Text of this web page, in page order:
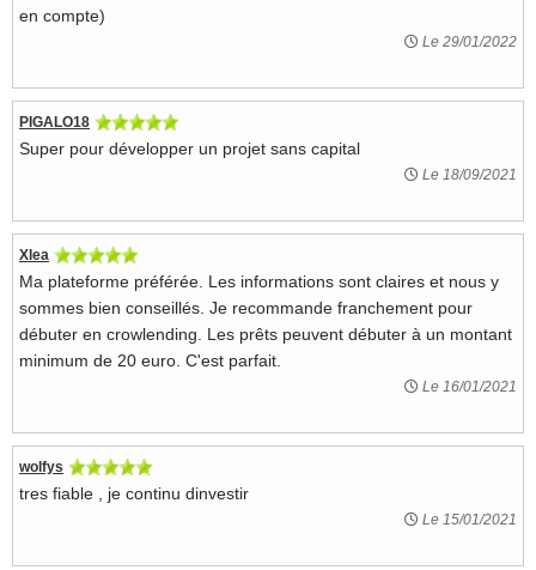
en compte)
Le 29/01/2022
PIGALO18
Super pour développer un projet sans capital
Le 18/09/2021
Xlea
Ma plateforme préférée. Les informations sont claires et nous y
sommes bien conseillés. Je recommande franchement pour
débuter en crowlending. Les prêts peuvent débuter à un montant
minimum de 20 euro. C'est parfait.
Le 16/01/2021
wolfys
tres fiable , je continu dinvestir
Le 15/01/2021